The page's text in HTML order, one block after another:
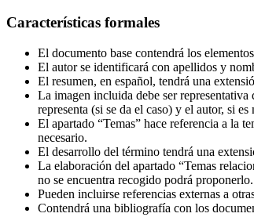
Características formales
El documento base contendrá los
El autor se identificará con apellidos y
El resumen, en español, tendrá una
La imagen incluida debe ser
representa (si se da el caso) y el autor, si
El apartado “Temas” hace referencia a la
necesario.
El desarrollo del término tendrá una
La elaboración del apartado “Temas
no se encuentra recogido podrá
Pueden incluirse referencias externas a
Contendrá una bibliografía con los